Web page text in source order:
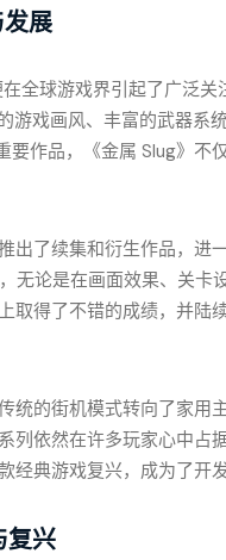
展
全球游戏界引起了广泛
游戏画风、丰富的武器系
要作品，《金属 Slug》不
出了续集和衍生作品，进
无论是在画面效果、关
取得了不错的成绩，并陆
统的街机模式转向了家用
列依然在许多玩家心中占
典游戏复兴，成为了开
复兴